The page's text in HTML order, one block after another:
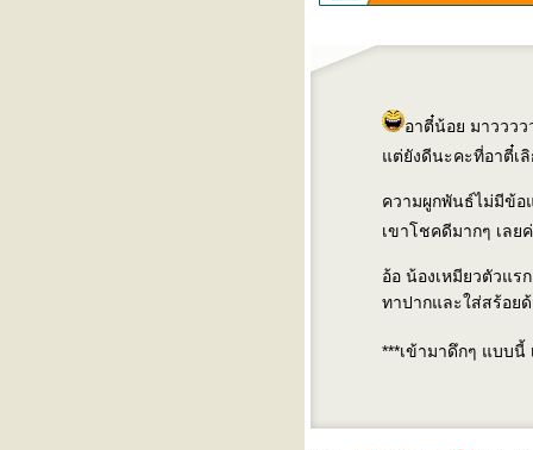
อาตี๋น้อย มาววว
ต่ยังดีนะคะที่อาตี๋เลิ
ความผูกพันธ์ไม่มีข้อ
เขาโชคดีมากๆ เล
อ้อ น้องเหมียวตัวแร
ทาปากและใส่สร้อย
***เข้ามาดึกๆ แบบ